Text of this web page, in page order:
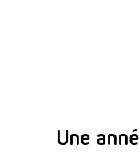
Une